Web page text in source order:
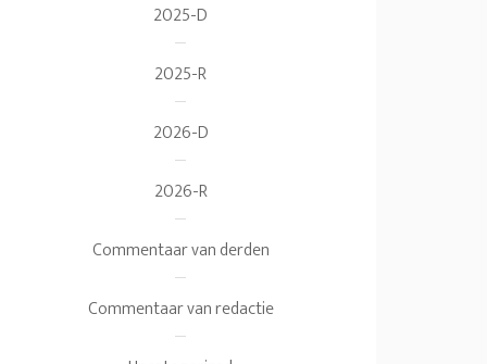
2025-D
2025-R
2026-D
2026-R
Commentaar van derden
Commentaar van redactie